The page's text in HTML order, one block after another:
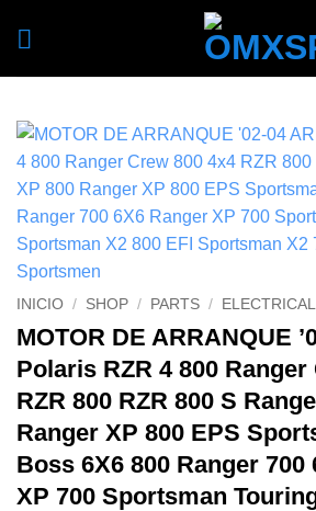
INICIO / SHOP / PARTS / ELECTRICAL
MOTOR DE ARRANQUE
Polaris RZR 4 800 Ranger
RZR 800 RZR 800 S
Ranger XP 800 EPS
Boss 6X6 800 Ranger 700
XP 700 Sportsman